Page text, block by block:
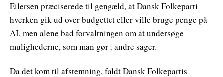
Eilersen præciserede til gengæld, at Dansk Folkeparti
hverken gik ud over budgettet eller ville bruge penge på
AI, men alene bad forvaltningen om at undersøge
mulighederne, som man gør i andre sager.
Da det kom til afstemning, faldt Dansk Folkepartis